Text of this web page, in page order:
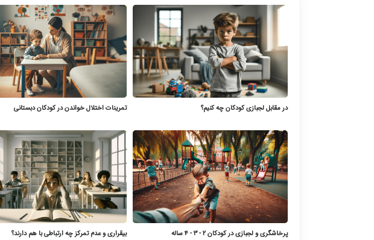
در مقابل لجبازی کودکان چه کنیم؟ تمرینات اختلال خواندن در کودکان دبستانی
پرخاشگری و لجبازی در کودکان ۲ - ۳ - ۴ ساله بیقراری و عدم تمرکز چه ارتباطی با هم دارند؟